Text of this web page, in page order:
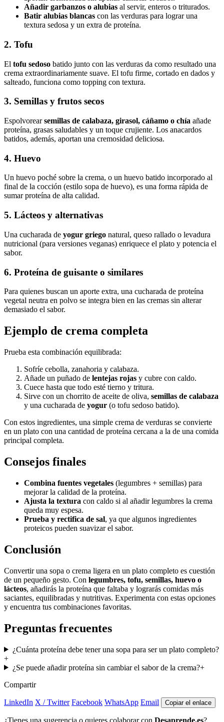
Añadir garbanzos o alubias al servir, enteros o triturados.
Batir alubias blancas con las verduras para lograr una
textura sedosa y un extra de proteína.
2. Tofu
El tofu sedoso batido junto con las verduras da como resultado una
crema extraordinariamente suave. El tofu firme, cortado en dados y
salteado, funciona como topping con textura.
3. Semillas y frutos secos
Espolvorearsemillas de calabaza, girasol, cáñamo o chía añade
proteína, grasas saludables y un toque crujiente. Los anacardos
batidos, además, aportan una cremosidad deliciosa.
4. Huevo
Un huevo poché sobre la crema, o un huevo batido incorporado al
final de la cocción (estilo sopa de huevo), es una forma rápida de
sumar proteína de alta calidad.
5. Lácteos y alternativas
Una cucharada de yogur griego natural, queso rallado o levadura
nutricional (para versiones veganas) enriquece el plato y potencia el
sabor.
6. Proteína de guisante o similares
Para quienes buscan un aporte extra, una cucharada de proteína
vegetal neutra en polvo se integra bien en las cremas sin alterar
demasiado el sabor.
Ejemplo de crema completa
Prueba esta combinación equilibrada:
Sofríe cebolla, zanahoria y calabaza.
Añade un puñado de lentejas rojas y cubre con caldo.
Cuece hasta que todo esté tierno y tritura.
Sirve con un chorrito de aceite de oliva, semillas de calabaza
y una cucharada de yogur (o tofu sedoso batido).
Con estos ingredientes, una simple crema de verduras se convierte
en un plato con una cantidad de proteína cercana a la de una comida
principal completa.
Consejos finales
Combina fuentes vegetales (legumbres + semillas) para
mejorar la calidad de la proteína.
Ajusta la textura con caldo si al añadir legumbres la crema
queda muy espesa.
Prueba y rectifica de sal, ya que algunos ingredientes
proteicos pueden suavizar el sabor.
Conclusión
Convertir una sopa o crema ligera en un plato completo es cuestión
de un pequeño gesto. Con legumbres, tofu, semillas, huevo o
lácteos, añadirás la proteína que faltaba y lograrás comidas más
saciantes, equilibradas y nutritivas. Experimenta con estas opciones
y encuentra tus combinaciones favoritas.
Preguntas frecuentes
¿Cuánta proteína debe tener una sopa para ser un plato completo?
+
¿Se puede añadir proteína sin cambiar el sabor de la crema?+
Compartir
LinkedIn X / Twitter Facebook WhatsApp Email Copiar el enlace
¿Tienes una sugerencia o quieres colaborar con Desaprende.es?